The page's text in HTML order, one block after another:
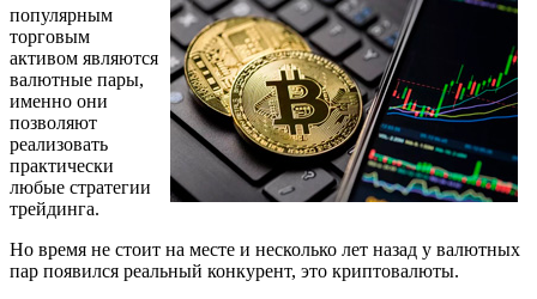
популярным
торговым
активом являются
валютные пары,
именно они
позволяют
реализовать
практически
любые стратегии
трейдинга.
Но время не стоит на месте и несколько лет назад у валютных
пар появился реальный конкурент, это криптовалюты.